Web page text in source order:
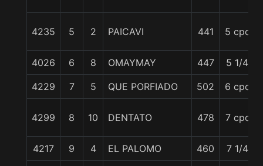
4235 5 2 PAICAVI 441 5 cpos.
4026 6 8 OMAYMAY 447 5 1/4 c
4229 7 5 QUE PORFIADO 502 6 cpos.
4299 8 10 DENTATO 478 7 cpos.
4217 9 4 EL PALOMO 460 7 1/4 c